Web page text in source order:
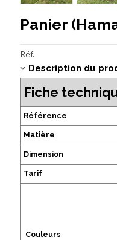
Panier
Réf.
Description du
Fiche
Référence
Matière
Dimension
Tarif
Couleurs